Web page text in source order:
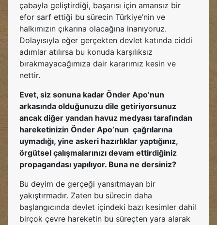
çabayla geliştirdiği, başarısı için amansız bir
efor sarf ettiği bu sürecin Türkiye’nin ve
halkımızın çıkarına olacağına inanıyoruz.
Dolayısıyla eğer gerçekten devlet katında ciddi
adımlar atılırsa bu konuda karşılıksız
bırakmayacağımıza dair kararımız kesin ve
nettir.
Evet, siz sonuna kadar Önder Apo’nun
arkasında olduğunuzu dile getiriyorsunuz
ancak diğer yandan havuz medyası tarafından
hareketinizin Önder Apo’nun çağrılarına
uymadığı, yine askeri hazırlıklar yaptığınız,
örgütsel çalışmalarınızı devam ettirdiğiniz
propagandası yapılıyor. Buna ne dersiniz?
Bu deyim de gerçeği yansıtmayan bir
yakıştırmadır. Zaten bu sürecin daha
başlangıcında devlet içindeki bazı kesimler dahil
birçok çevre hareketin bu süreçten yara alarak